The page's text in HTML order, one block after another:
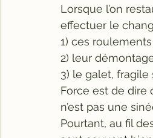
Lorsque l’on
effectuer le
1) ces
2) leur
3) le galet,
Force est de
n’est pas une
Pourtant, au fil